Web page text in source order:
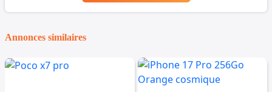
Annonces similaires